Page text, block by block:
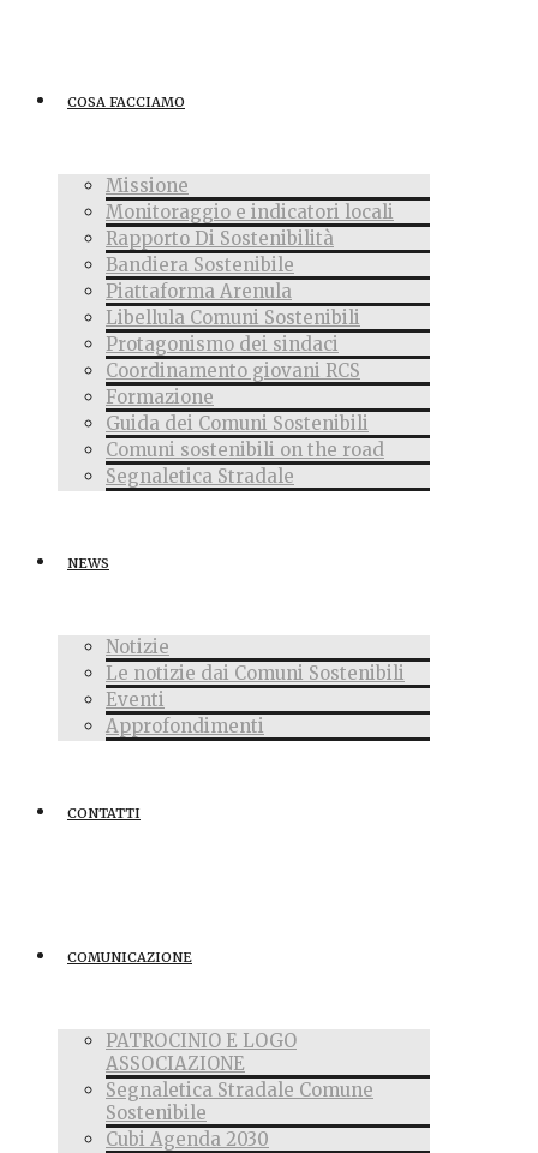
COSA FACCIAMO
Missione
Monitoraggio e indicatori locali
Rapporto Di Sostenibilità
Bandiera Sostenibile
Piattaforma Arenula
Libellula Comuni Sostenibili
Protagonismo dei sindaci
Coordinamento giovani RCS
Formazione
Guida dei Comuni Sostenibili
Comuni sostenibili on the road
Segnaletica Stradale
NEWS
Notizie
Le notizie dai Comuni Sostenibili
Eventi
Approfondimenti
CONTATTI
COMUNICAZIONE
PATROCINIO E LOGO
ASSOCIAZIONE
Segnaletica Stradale Comune
Sostenibile
Cubi Agenda 2030